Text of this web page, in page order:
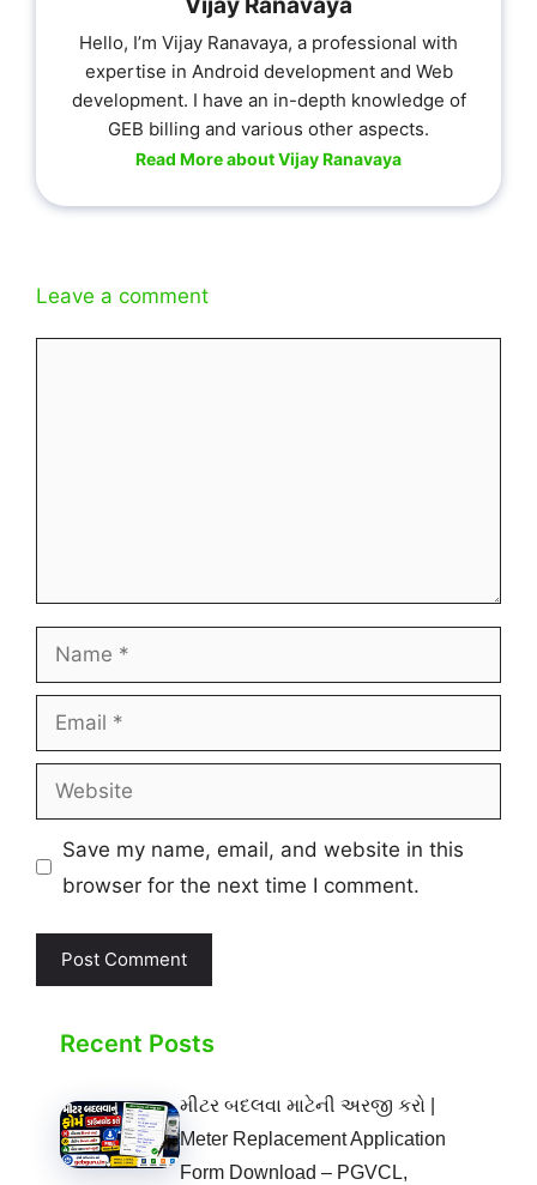
Vijay Ranavaya
Hello, I’m Vijay Ranavaya, a professional with
expertise in Android development and Web
development. I have an in-depth knowledge of
GEB billing and various other aspects.
Read More about Vijay Ranavaya
Leave a comment
Name
Email
Website
Save my name, email, and website in this
browser for the next time I comment.
Recent Posts
મીટર બદલવા માટેની અરજી કરો |
Meter Replacement Application
Form Download – PGVCL,